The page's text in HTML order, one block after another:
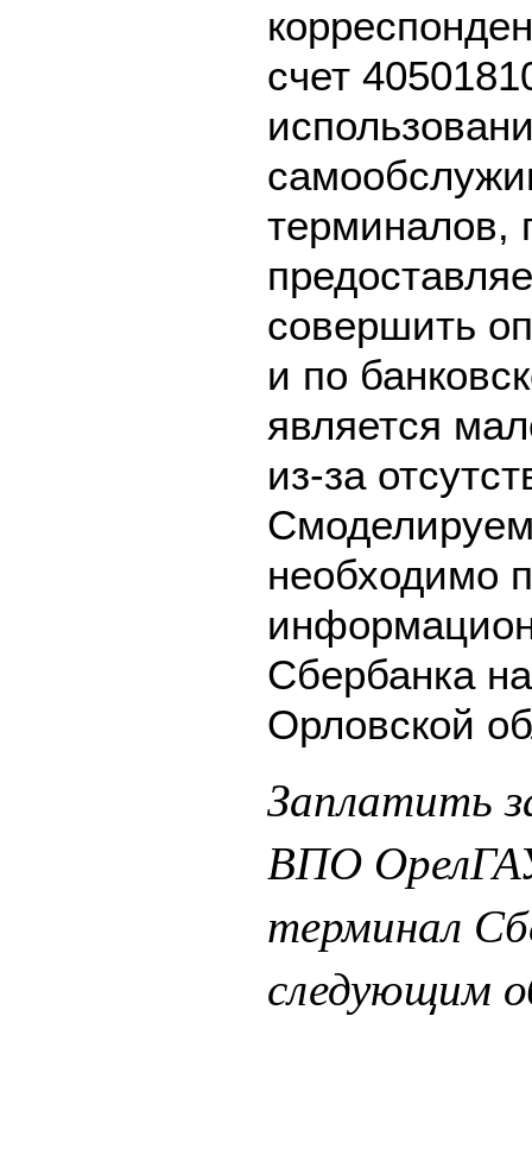
счет
терминалов,
совершить
и по
является
из-за
необходимо
Сбербанка
Орловской
Заплатить
ВПО
терминал
следующим